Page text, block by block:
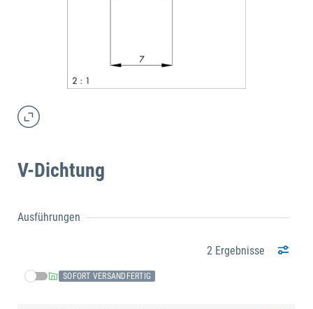
V-Dichtung
Ausführungen
2 Ergebnisse
SOFORT VERSANDFERTIG